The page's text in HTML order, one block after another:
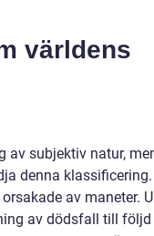
världens
av subjektiv natur,
denna klassificering.
av maneter.
av dödsfall till